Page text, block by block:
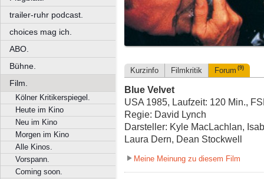
trailer-ruhr podcast.
choices mag ich.
ABO.
Bühne.
Film.
Kölner Kritikerspiegel.
Heute im Kino
Neu im Kino
Morgen im Kino
Alle Kinos.
Vorspann.
Coming soon.
Kurzinfo Filmkritik Forum (9)
Blue Velvet
USA 1985, Laufzeit: 120 Min.,
Regie: David Lynch
Darsteller: Kyle MacLachlan,
Laura Dern, Dean Stockwell
Meine Meinung zu diesem Film